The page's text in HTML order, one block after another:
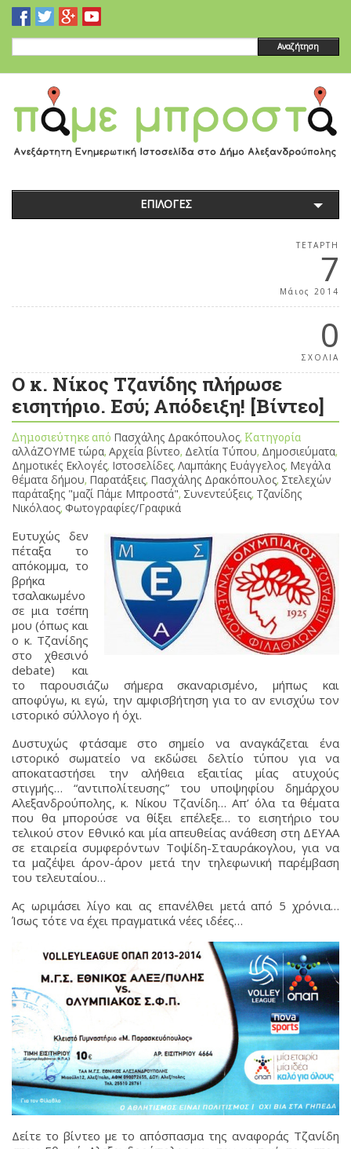
Αναζήτηση
ΕΠΙΛΟΓΕΣ
ΤΕΤΆΡΤΗ
7
Μάιος 2014
0
ΣΧΟΛΙΑ
Ο κ. Νίκος Τζανίδης πλήρωσε
εισητήριο. Εσύ; Απόδειξη! [Βίντεο]
Δημοσιεύτηκε από Πασχάλης Δρακόπουλος, Κατηγορία
αλλάΖΟΥΜΕ τώρα, Αρχεία βίντεο, Δελτία Τύπου, Δημοσιεύματα,
Δημοτικές Εκλογές, Ιστοσελίδες, Λαμπάκης Ευάγγελος, Μεγάλα
θέματα δήμου, Παρατάξεις, Πασχάλης Δρακόπουλος, Στελεχών
παράταξης "μαζί Πάμε Μπροστά", Συνεντεύξεις, Τζανίδης
Νικόλαος, Φωτογραφίες/Γραφικά
Ευτυχώς δεν
πέταξα το
απόκομμα, το
βρήκα
τσαλακωμένο
σε μια τσέπη
μου (όπως και
ο κ. Τζανίδης
στο χθεσινό
debate) και
το παρουσιάζω σήμερα σκαναρισμένο, μήπως και
αποφύγω, κι εγώ, την αμφισβήτηση για το αν ενισχύω τον
ιστορικό σύλλογο ή όχι.
Δυστυχώς φτάσαμε στο σημείο να αναγκάζεται ένα
ιστορικό σωματείο να εκδώσει δελτίο τύπου για να
αποκαταστήσει την αλήθεια εξαιτίας μίας ατυχούς
στιγμής… “αντιπολίτευσης” του υποψηφίου δημάρχου
Αλεξανδρούπολης, κ. Νίκου Τζανίδη… Απ’ όλα τα θέματα
που θα μπορούσε να θίξει επέλεξε… το εισητήριο του
τελικού στον Εθνικό και μία απευθείας ανάθεση στη ΔΕΥΑΑ
σε εταιρεία συμφερόντων Τοψίδη-Σταυράκογλου, για να
τα μαζέψει άρον-άρον μετά την τηλεφωνική παρέμβαση
του τελευταίου…
Ας ωριμάσει λίγο και ας επανέλθει μετά από 5 χρόνια…
Ίσως τότε να έχει πραγματικά νέες ιδέες…
Δείτε το βίντεο με το απόσπασμα της αναφοράς Τζανίδη